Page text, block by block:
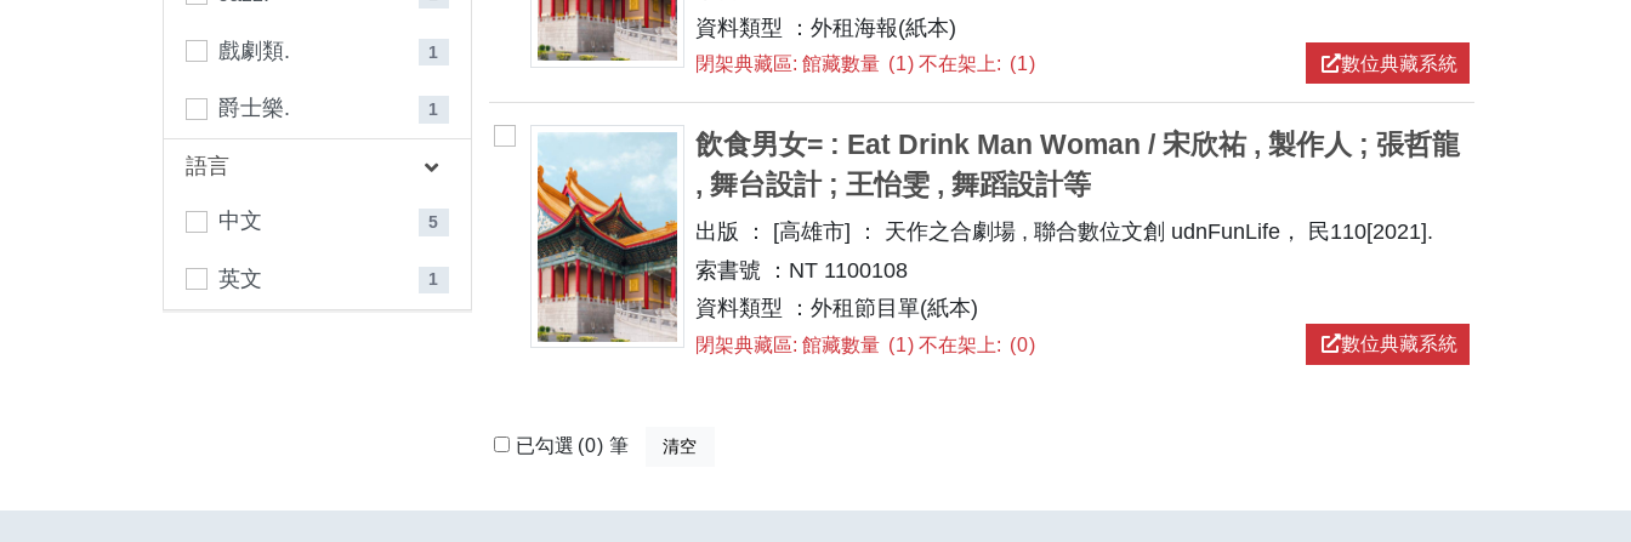
戲劇類. 1
爵士樂. 1
語言
中文 5
英文 1
資料類型 ：外租海報(紙本)
閉架典藏區: 館藏數量 1 不在架上: 1 數位典藏系統
飲食男女= : Eat Drink Man Woman / 宋欣祐 , 製作人 ; 張哲龍
, 舞台設計 ; 王怡雯 , 舞蹈設計等
出版 ： [高雄市] ： 天作之合劇場 , 聯合數位文創 udnFunLife， 民110[2021].
索書號 ：NT 1100108
資料類型 ：外租節目單(紙本)
閉架典藏區: 館藏數量 1 不在架上: 0 數位典藏系統
已勾選 0 筆 清空